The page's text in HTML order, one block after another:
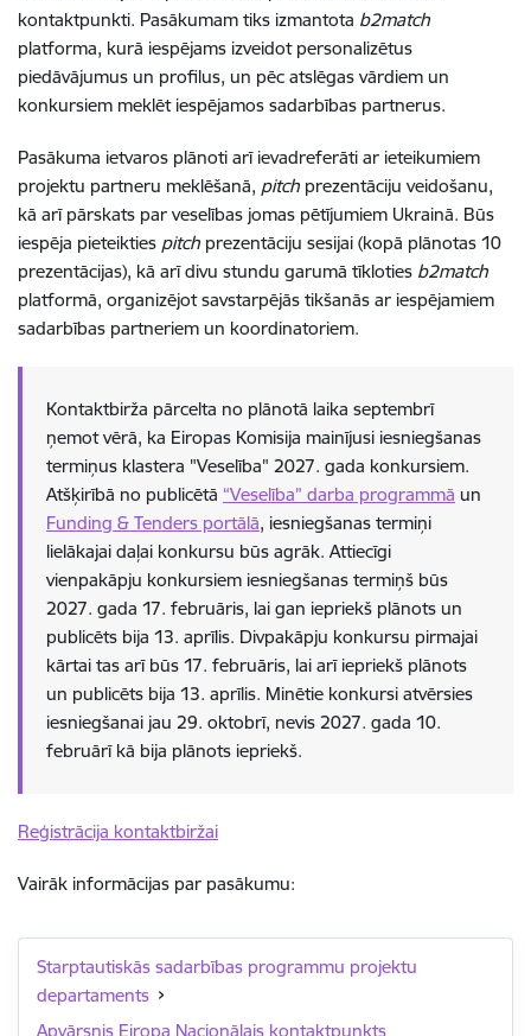
kontaktpunkti. Pasākumam tiks izmantota b2match
platforma, kurā iespējams izveidot personalizētus
piedāvājumus un profilus, un pēc atslēgas vārdiem un
konkursiem meklēt iespējamos sadarbības partnerus.
Pasākuma ietvaros plānoti arī ievadreferāti ar ieteikumiem
projektu partneru meklēšanā, pitch prezentāciju veidošanu,
kā arī pārskats par veselības jomas pētījumiem Ukrainā. Būs
iespēja pieteikties pitchprezentāciju sesijai (kopā plānotas 10
prezentācijas), kā arī divu stundu garumā tīkloties b2match
platformā, organizējot savstarpējās tikšanās ar iespējamiem
sadarbības partneriem un koordinatoriem.
Kontaktbirža pārcelta no plānotā laika septembrī
ņemot vērā, ka Eiropas Komisija mainījusi iesniegšanas
termiņus klastera "Veselība" 2027. gada konkursiem.
Atšķirībā no publicētā “Veselība” darba programmā un
Funding & Tenders portālā, iesniegšanas termiņi
lielākajai daļai konkursu būs agrāk. Attiecīgi
vienpakāpju konkursiem iesniegšanas termiņš būs
2027. gada 17. februāris, lai gan iepriekš plānots un
publicēts bija 13. aprīlis. Divpakāpju konkursu pirmajai
kārtai tas arī būs 17. februāris, lai arī iepriekš plānots
un publicēts bija 13. aprīlis. Minētie konkursi atvērsies
iesniegšanai jau 29. oktobrī, nevis 2027. gada 10.
februārī kā bija plānots iepriekš.
Reģistrācija kontaktbiržai
Vairāk informācijas par pasākumu:
Starptautiskās sadarbības programmu projektu
departaments
Apvārsnis Eiropa Nacionālais kontaktpunkts